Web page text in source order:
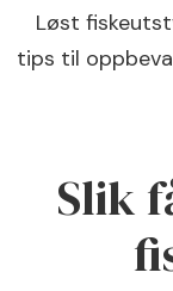
Løst
tips til
Slik